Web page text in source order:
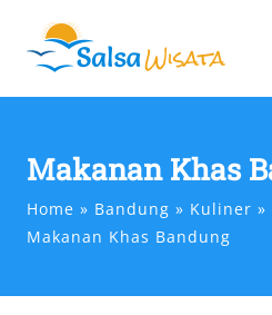
content
Makanan Khas
Home Bandung
Kuliner
Makanan Khas Bandung